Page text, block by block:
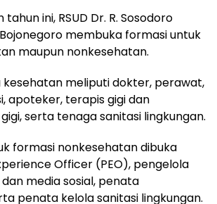
ini, RSUD Dr. R. Sosodoro
membuka formasi untuk
maupun nonkesehatan.
kesehatan meliputi dokter, perawat,
apoteker, terapis gigi dan
serta tenaga sanitasi lingkungan.
formasi nonkesehatan dibuka
Officer (PEO), pengelola
media sosial, penata
penata kelola sanitasi lingkungan.